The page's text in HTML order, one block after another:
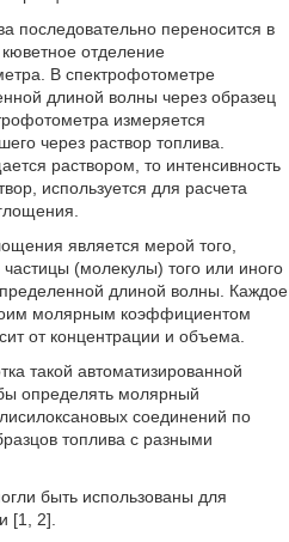
последовательно переносится в
отделение
В спектрофотометре
длиной волны через образец
измеряется
через раствор топлива.
раствором, то интенсивность
используется для расчета
является мерой того,
(молекулы) того или иного
длиной волны. Каждое
молярным коэффициентом
от концентрации и объема.
такой автоматизированной
определять молярный
соединений по
топлива с разными
быть использованы для
[1, 2].